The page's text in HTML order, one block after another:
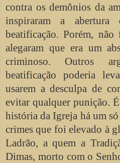
contra os demônios da
inspiraram a abertura
beatificação. Porém, não
alegaram que era um
criminoso. Outros
beatificação poderia
usarem a desculpa de
evitar qualquer punição.
história da Igreja há um
crimes que foi elevado à
Ladrão, a quem a
Dimas, morto com o